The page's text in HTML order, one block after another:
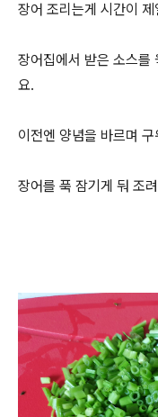
장어 조리는게 시간이
장어집에서 받은 소스를
요.
이전엔 양념을 바르며 구
장어를 푹 잠기게 둬 조